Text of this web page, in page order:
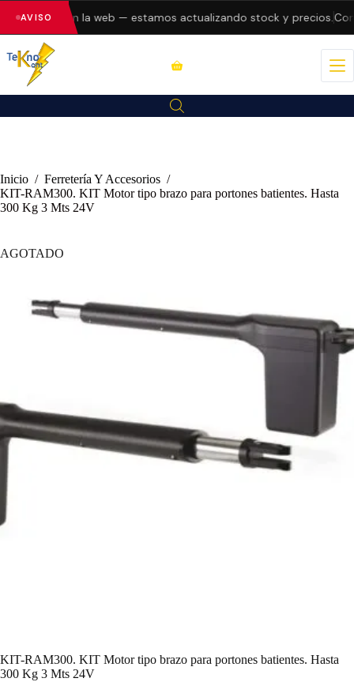
AVISO
errores en la web — estamos actualizando stock y precios.
Inicio / Ferretería Y Accesorios /
KIT-RAM300. KIT Motor tipo brazo para portones batientes. Hasta
300 Kg 3 Mts 24V
AGOTADO
KIT-RAM300. KIT Motor tipo brazo para portones batientes. Hasta
300 Kg 3 Mts 24V